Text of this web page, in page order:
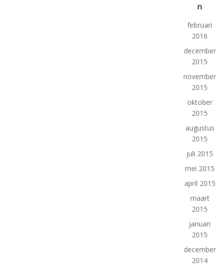
n
februari
2016
december
2015
november
2015
oktober
2015
augustus
2015
juli 2015
mei 2015
april 2015
maart
2015
januari
2015
december
2014